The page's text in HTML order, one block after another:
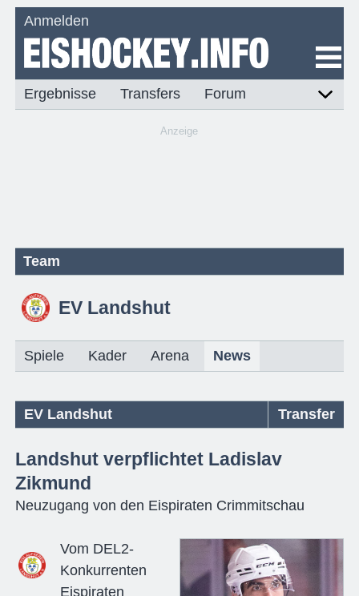
Anmelden
Ergebnisse Transfers Forum
Anzeige
Team
EV Landshut
Spiele Kader Arena News
EV Landshut Transfer
Landshut verpflichtet Ladislav
Zikmund
Neuzugang von den Eispiraten Crimmitschau
Vom DEL2-
Konkurrenten
Eispiraten